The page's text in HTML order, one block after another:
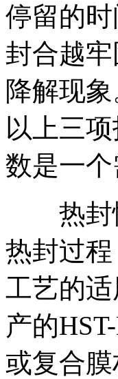
停留的
封合越
降解现
以上三
数是一
热封性
热封过
工艺的
产的
或复合